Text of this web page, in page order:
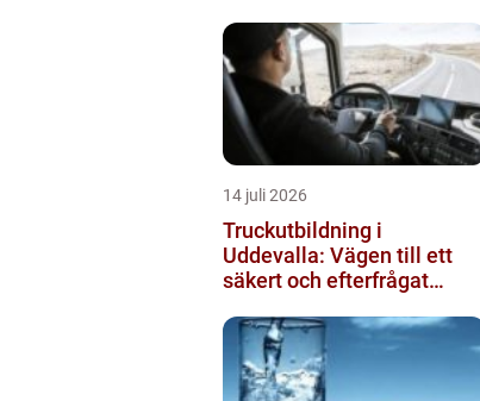
14 juli 2026
Truckutbildning i
Uddevalla: Vägen till ett
säkert och efterfrågat